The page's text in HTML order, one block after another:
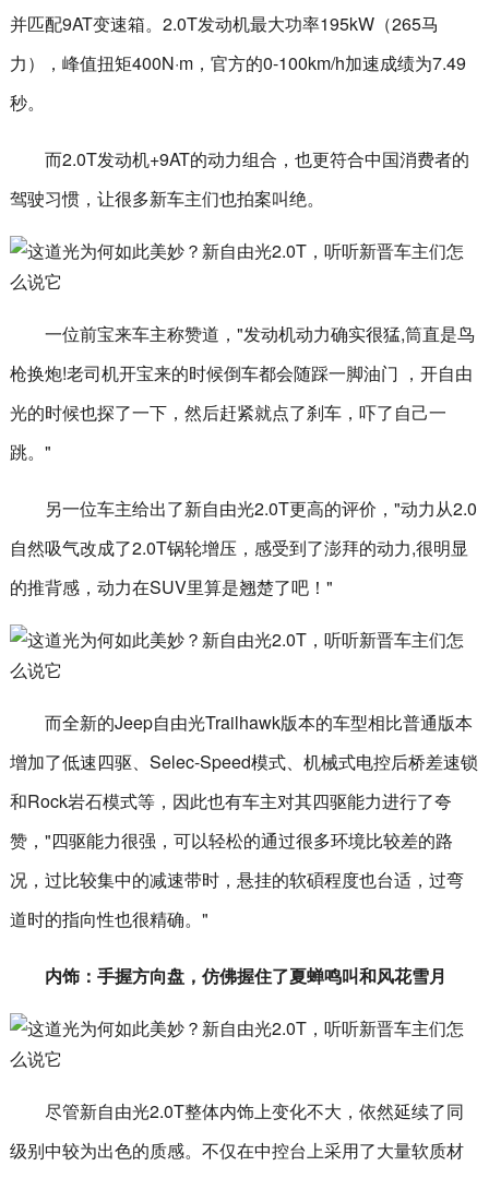
并匹配9AT变速箱。2.0T发动机最大功率195kW（265马
力），峰值扭矩400N·m，官方的0-100km/h加速成绩为7.49
秒。
而2.0T发动机+9AT的动力组合，也更符合中国消费者的
驾驶习惯，让很多新车主们也拍案叫绝。
一位前宝来车主称赞道，"发动机动力确实很猛,筒直是鸟
枪换炮!老司机开宝来的时候倒车都会随踩一脚油门 ，开自由
光的时候也探了一下，然后赶紧就点了刹车，吓了自己一
跳。"
另一位车主给出了新自由光2.0T更高的评价，"动力从2.0
自然吸气改成了2.0T锅轮增压，感受到了澎拜的动力,很明显
的推背感，动力在SUV里算是翘楚了吧！"
而全新的Jeep自由光Trailhawk版本的车型相比普通版本
增加了低速四驱、Selec-Speed模式、机械式电控后桥差速锁
和Rock岩石模式等，因此也有车主对其四驱能力进行了夸
赞，"四驱能力很强，可以轻松的通过很多环境比较差的路
况，过比较集中的减速带时，悬挂的软碩程度也台适，过弯
道时的指向性也很精确。"
内饰：手握方向盘，仿佛握住了夏蝉鸣叫和风花雪月
尽管新自由光2.0T整体内饰上变化不大，依然延续了同
级别中较为出色的质感。不仅在中控台上采用了大量软质材